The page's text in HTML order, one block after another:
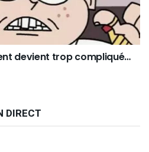
devient trop compliqué…
DIRECT